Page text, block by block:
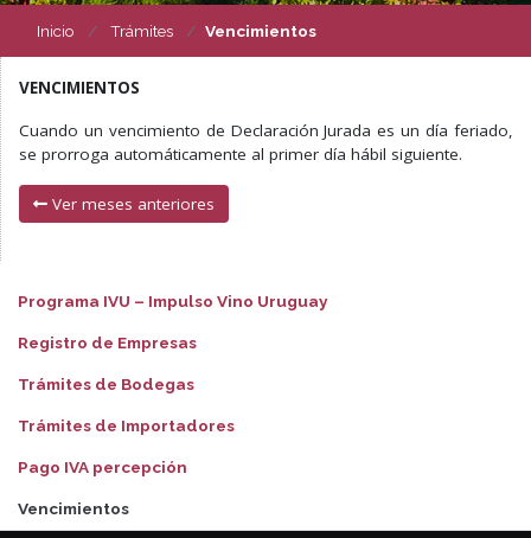
Inicio Trámites Vencimientos
VENCIMIENTOS
Cuando un vencimiento de Declaración Jurada es un día feriado,
se prorroga automáticamente al primer día hábil siguiente.
Ver meses anteriores
Programa IVU – Impulso Vino Uruguay
Registro de Empresas
Trámites de Bodegas
Trámites de Importadores
Pago IVA percepción
Vencimientos